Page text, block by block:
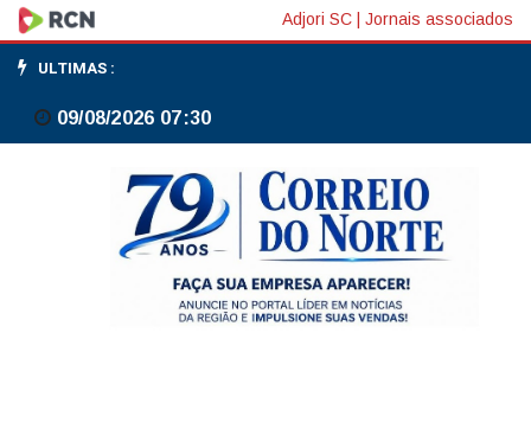
A
11
dias
Adjori SC Jornais associados
ULTIMAS :
09/08/2026 07:30